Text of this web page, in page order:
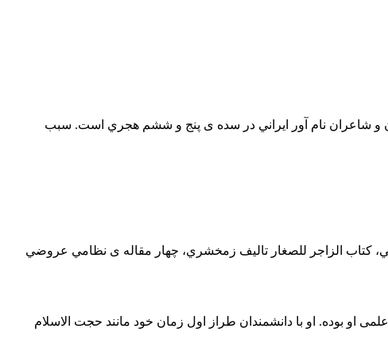
و شاعران نام آور ايراني در سده ی پنج و ششم هجري است. سبب
كتاب الزاجر للصغار تاليف زمخشري، چهار مقاله ی نظامي عروضي
او بوده. او با دانشمندان طراز اول زمان خود مانند حجت الاسلام